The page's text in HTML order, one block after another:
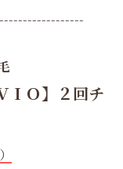
ＩＯ】２回チ